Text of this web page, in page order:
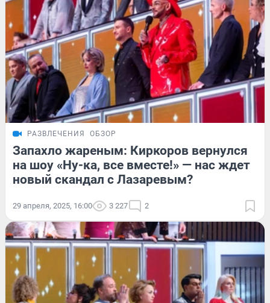
РАЗВЛЕЧЕНИЯ ОБЗОР
Запахло жареным: Киркоров вернулся
на шоу «Ну-ка, все вместе!» — нас ждет
новый скандал с Лазаревым?
29 апреля, 2025, 16:00 3 227 2